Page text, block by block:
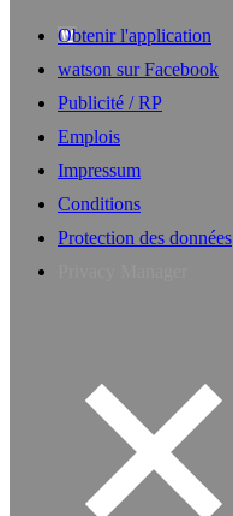
Obtenir l'application
watson sur Facebook
Publicité / RP
Emplois
Impressum
Conditions
Protection des données